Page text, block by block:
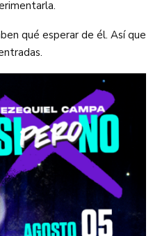
qué esperar de él. Así que